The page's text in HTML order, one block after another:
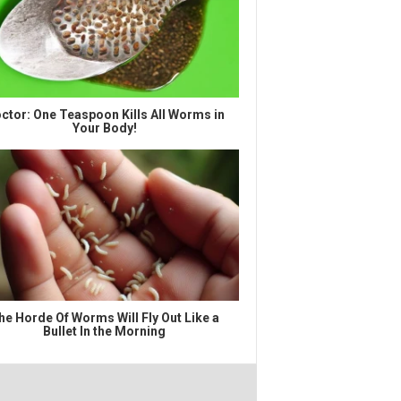
One Teaspoon Kills All Worms in
Your Body!
Horde Of Worms Will Fly Out Like a
Bullet In the Morning